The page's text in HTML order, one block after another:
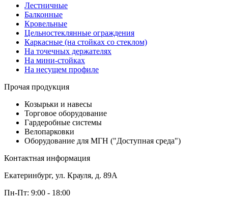
Лестничные
Балконные
Кровельные
Цельностеклянные ограждения
Каркасные (на стойках со стеклом)
На точечных держателях
На мини-стойках
На несущем профиле
Прочая продукция
Козырьки и навесы
Торговое оборудование
Гардеробные системы
Велопарковки
Оборудование для МГН ("Доступная среда")
Контактная информация
Екатеринбург, ул. Крауля, д. 89А
Пн-Пт: 9:00 - 18:00